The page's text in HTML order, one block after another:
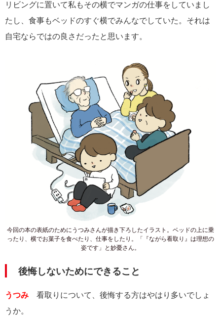
リビングに置いて私もその横でマンガの仕事をしていまし
たし、食事もベッドのすぐ横でみんなでしていた。それは
自宅ならではの良さだったと思います。
今回の本の表紙のためにうつみさんが描き下ろしたイラスト。ベッドの上に乗
ったり、横でお菓子を食べたり、仕事をしたり。「『ながら看取り』は理想の
姿です」と妙憂さん。
後悔しないためにできること
うつみ 看取りについて、後悔する方はやはり多いでしょ
うか。